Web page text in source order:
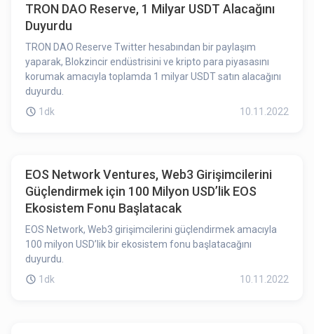
TRON DAO Reserve, 1 Milyar USDT Alacağını
Duyurdu
TRON DAO Reserve Twitter hesabından bir paylaşım
yaparak, Blokzincir endüstrisini ve kripto para piyasasını
korumak amacıyla toplamda 1 milyar USDT satın alacağını
duyurdu.
1dk
10.11.2022
EOS Network Ventures, Web3 Girişimcilerini
Güçlendirmek için 100 Milyon USD’lik EOS
Ekosistem Fonu Başlatacak
EOS Network, Web3 girişimcilerini güçlendirmek amacıyla
100 milyon USD’lik bir ekosistem fonu başlatacağını
duyurdu.
1dk
10.11.2022